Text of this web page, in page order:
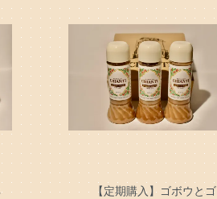
【定期購入】ゴボウとゴ